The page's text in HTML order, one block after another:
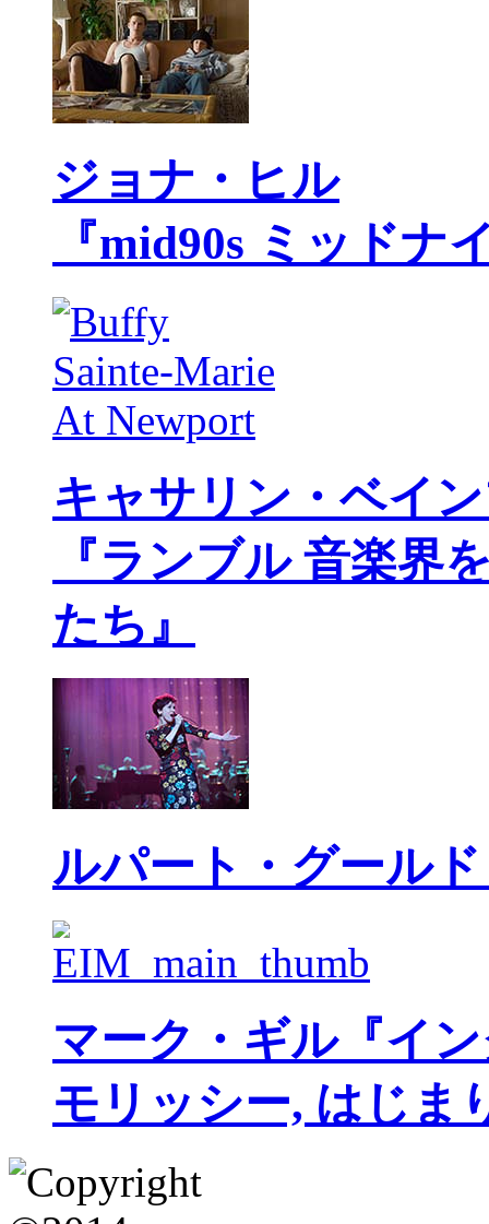
ジョナ・ヒル
『mid90s ミッドナ
キャサリン・ベイ
『ランブル 音楽界
たち』
ルパート・グール
マーク・ギル『イ
モリッシー, はじま